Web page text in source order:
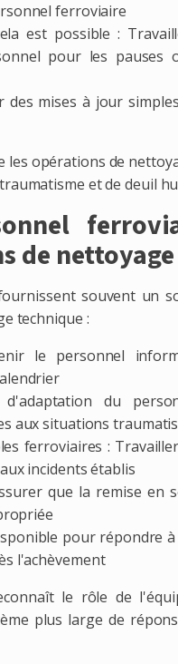
ferroviaire
est possible :
pour les pauses
mises à jour
les opérations de
et de deuil
de nettoyage
souvent un
technique :
le personnel
d'adaptation du
aux situations
ferroviaires :
incidents établis
que la remise en
pour répondre
l'achèvement
le rôle de
plus large de